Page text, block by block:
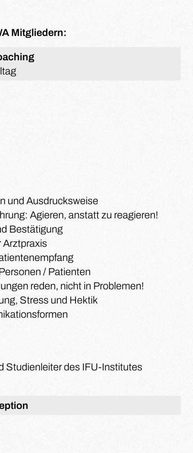
Mitgliedern:
und Ausdrucksweise
Agieren, anstatt zu reagieren!
Bestätigung
Arztpraxis
/ Patienten
reden, nicht in Problemen!
Stress und Hektik
Studienleiter des IFU-Institutes